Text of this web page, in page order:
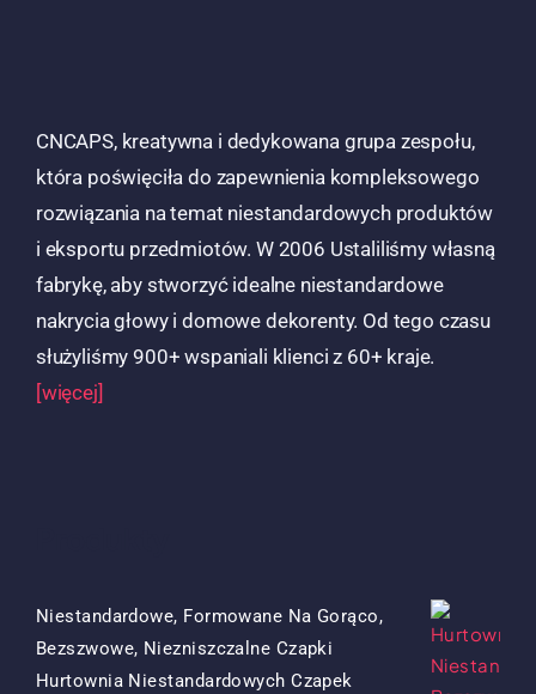
CNCAPS, kreatywna i dedykowana grupa zespołu,
która poświęciła do zapewnienia kompleksowego
rozwiązania na temat niestandardowych produktów
i eksportu przedmiotów. W 2006 Ustaliliśmy własną
fabrykę, aby stworzyć idealne niestandardowe
nakrycia głowy i domowe dekorenty. Od tego czasu
służyliśmy 900+ wspaniali klienci z 60+ kraje.
[więcej]
Niestandardowe, Formowane Na Gorąco,
Bezszwowe, Niezniszczalne Czapki
Hurtownia Niestandardowych Czapek